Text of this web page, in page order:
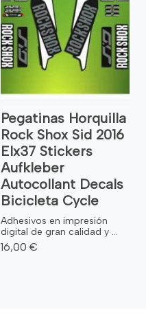
Pegatinas Horquilla
Rock Shox Sid 2016
Elx37 Stickers
Aufkleber
Autocollant Decals
Bicicleta Cycle
Adhesivos en impresión
digital de gran calidad y ...
16,00 €